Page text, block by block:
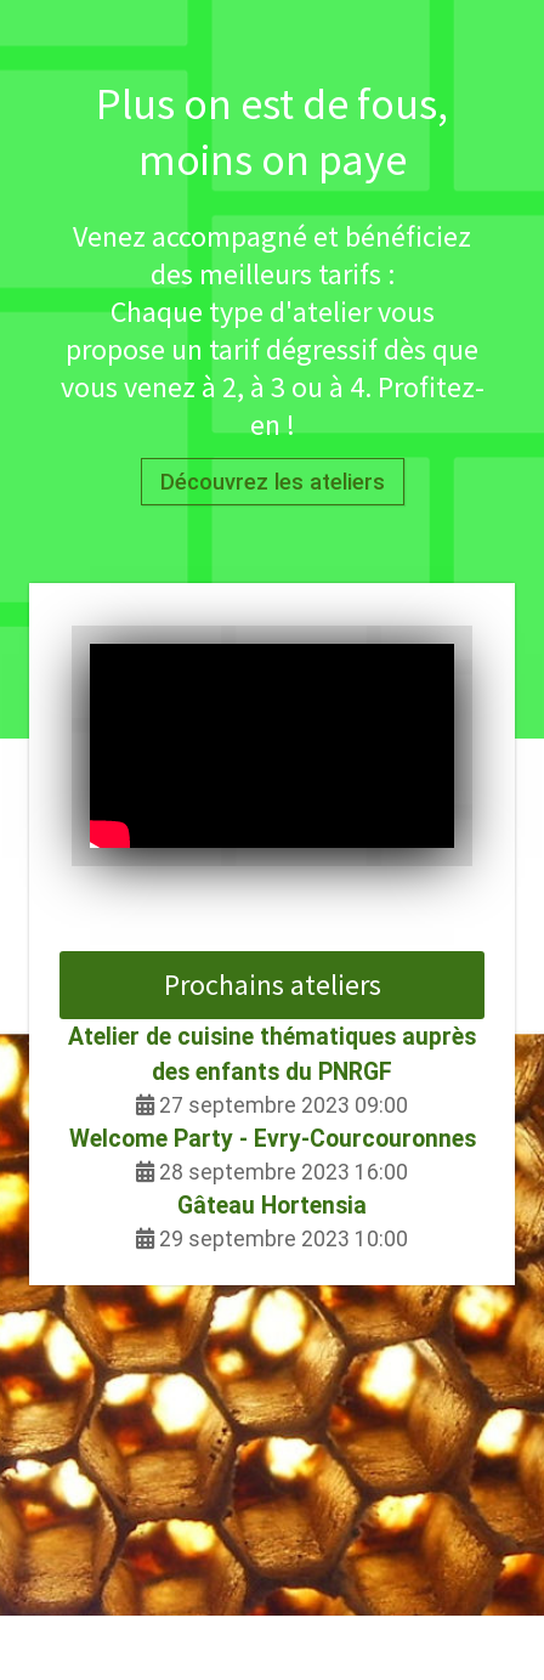
Plus on est de fous,
moins on paye
Venez accompagné et bénéficiez
des meilleurs tarifs :
Chaque type d'atelier vous
propose un tarif dégressif dès que
vous venez à 2, à 3 ou à 4. Profitez-
en !
Découvrez les ateliers
Prochains ateliers
Atelier de cuisine thématiques auprès
des enfants du PNRGF
27 septembre 2023 09:00
Welcome Party - Evry-Courcouronnes
28 septembre 2023 16:00
Gâteau Hortensia
29 septembre 2023 10:00